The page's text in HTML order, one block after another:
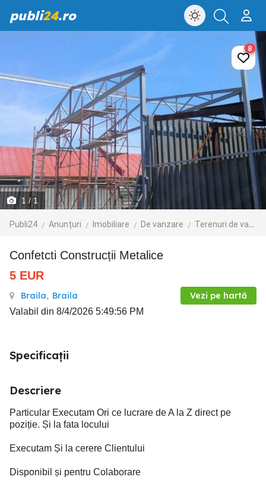
publi24.ro
1 / 1
Publi24 Anunțuri Imobiliare De vanzare Terenuri de vanzare
8
Confetcti Construcții Metalice
5 EUR
Braila, Braila Vezi pe hartă
Valabil din 8/4/2026 5:49:56 PM
Specificații
Descriere
Particular Executam Ori ce lucrare de A la Z direct pe
poziție. Și la fata locului
Executam Și la cerere Clientului
Disponibil și pentru Colaborare